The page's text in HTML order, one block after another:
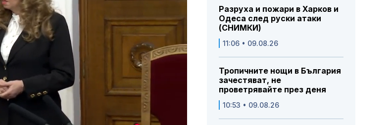
Разруха и пожари в Харков и
Одеса след руски атаки
(СНИМКИ)
11:06 • 09.08.26
Тропичните нощи в България
зачестяват, не
проветрявайте през деня
10:53 • 09.08.26